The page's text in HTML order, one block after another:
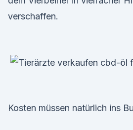
verschaffen.
Kosten müssen natürlich ins